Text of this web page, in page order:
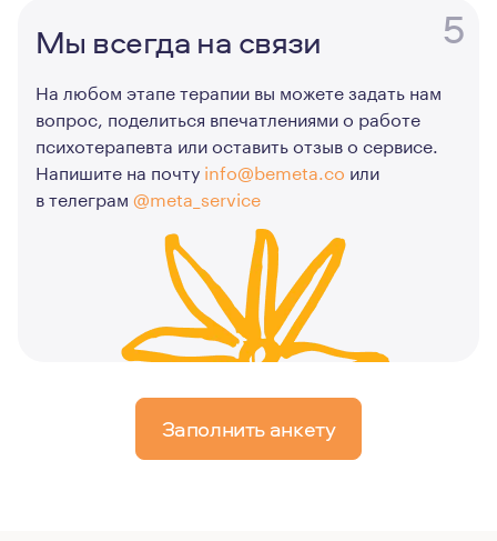
5
Мы всегда на связи
На любом этапе терапии вы можете задать нам
вопрос, поделиться впечатлениями о работе
психотерапевта или оставить отзыв о сервисе.
Напишите на почту info@bemeta.co или
в телеграм @meta_service
Заполнить анкету